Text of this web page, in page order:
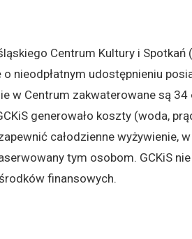
Centrum Kultury i
o nieodpłatnym udostępnieniu
w Centrum zakwaterowane są
generowało koszty (woda,
całodzienne wyżywienie,
tym osobom. GCKiS
finansowych.